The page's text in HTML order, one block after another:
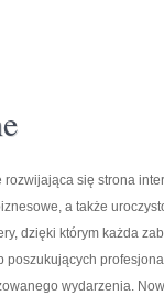
się strona
a także
dzięki którym każda
poszukujących
wydarzenia.